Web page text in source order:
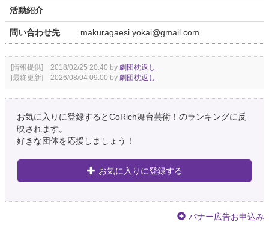
活動紹介
問い合わせ先 makuragaesi.yokai@gmail.com
[情報提供] 2018/02/25 20:40 by 劇団枕返し
[最終更新] 2026/08/04 09:00 by 劇団枕返し
お気に入りに登録するとCoRich舞台芸術！のランキングに反
映されます。
好きな団体を応援しましょう！
お気に入りに登録する
バナー広告お申込み